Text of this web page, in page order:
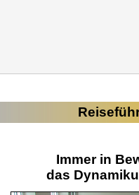
Immer in
das